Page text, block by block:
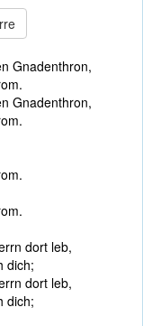
Gnadenthron,
Gnadenthron,
dort leb,
dich;
dort leb,
dich;